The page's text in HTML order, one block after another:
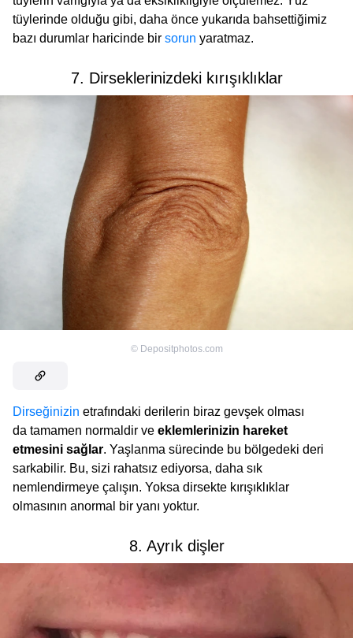
tüylerinde olduğu gibi, daha önce yukarıda bahsettiğimiz
bazı durumlar haricinde bir sorun yaratmaz.
7. Dirseklerinizdeki kırışıklıklar
© Depositphotos.com
Dirseğinizin etrafındaki derilerin biraz gevşek olması
da tamamen normaldir ve eklemlerinizin hareket
etmesini sağlar. Yaşlanma sürecinde bu bölgedeki deri
sarkabilir. Bu, sizi rahatsız ediyorsa, daha sık
nemlendirmeye çalışın. Yoksa dirsekte kırışıklıklar
olmasının anormal bir yanı yoktur.
8. Ayrık dişler